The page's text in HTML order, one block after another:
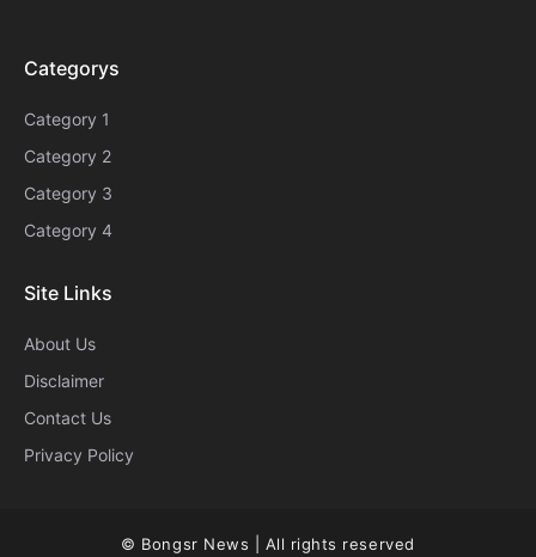
Categorys
Category 1
Category 2
Category 3
Category 4
Site Links
About Us
Disclaimer
Contact Us
Privacy Policy
© Bongsr News | All rights reserved